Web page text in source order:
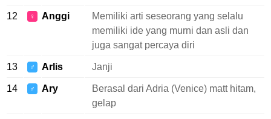
12 ♀ Anggi
Memiliki arti seseorang yang selalu
memiliki ide yang murni dan asli dan
juga sangat percaya diri
13 ♂ Arlis Janji
14 ♂ Ary
Berasal dari Adria (Venice) matt hitam,
gelap